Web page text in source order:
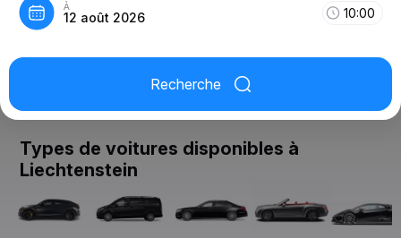
À
12 août 2026 10:00
Recherche
Types de voitures disponibles à
Liechtenstein